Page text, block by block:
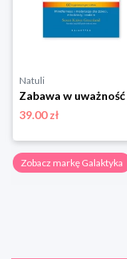
Natuli
39.00 zł
Zobacz markę Galaktyka